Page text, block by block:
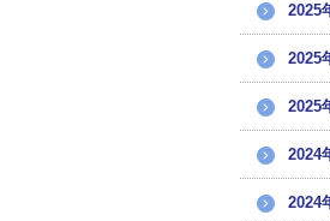
2025
2025
2025
2024
2024